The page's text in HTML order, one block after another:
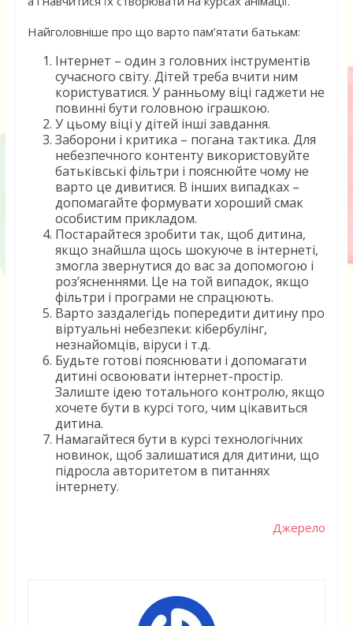
Найголовніше про що варто пам’ятати батькам:
Інтернет – один з головних інструментів
сучасного світу. Дітей треба вчити ним
користуватися. У ранньому віці гаджети не
повинні бути головною іграшкою.
У цьому віці у дітей інші завдання.
Заборони і критика – погана тактика. Для
небезпечного контенту використовуйте
батьківські фільтри і пояснюйте чому не
варто це дивитися. В інших випадках –
допомагайте формувати хороший смак
особистим прикладом.
Постарайтеся зробити так, щоб дитина,
якщо знайшла щось шокуюче в інтернеті,
змогла звернутися до вас за допомогою і
роз’ясненнями. Це на той випадок, якщо
фільтри і програми не спрацюють.
Варто заздалегідь попередити дитину про
віртуальні небезпеки: кібербулінг,
незнайомців, віруси і т.д.
Будьте готові пояснювати і допомагати
дитині освоювати інтернет-простір.
Залиште ідею тотального контролю, якщо
хочете бути в курсі того, чим цікавиться
дитина.
Намагайтеся бути в курсі технологічних
новинок, щоб залишатися для дитини, що
підросла авторитетом в питаннях
інтернету.
Джерело